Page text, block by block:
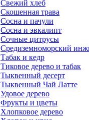
Свежий хлеб
Скошенная трава
Сосна и пачули
Сосна и эвкалипт
Сочные цитрусы
Средиземноморский
Табак и кедр
Тиковое дерево и табак
Тыквенный десерт
Тыквенный Чай Латте
Удовое дерево
Фрукты и цветы
Хлопковое дерево